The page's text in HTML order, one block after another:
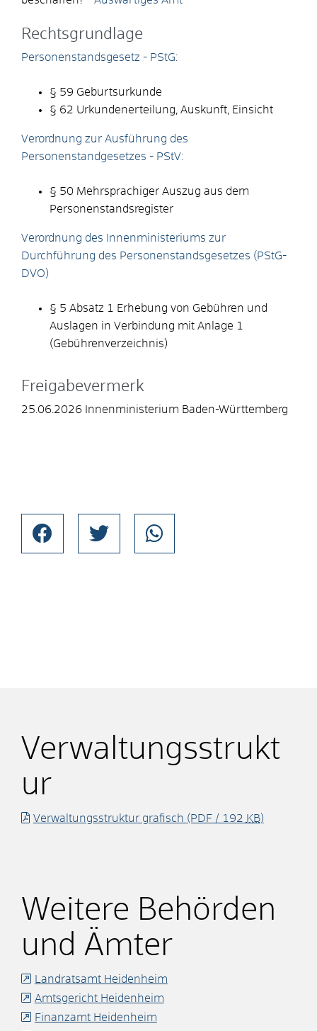
Rechtsgrundlage
Personenstandsgesetz - PStG:
§ 59 Geburtsurkunde
§ 62 Urkundenerteilung, Auskunft, Einsicht
Verordnung zur Ausführung des
Personenstandgesetzes - PStV:
§ 50 Mehrsprachiger Auszug aus dem
Personenstandsregister
Verordnung des Innenministeriums zur
Durchführung des Personenstandsgesetzes (PStG-
DVO)
§ 5 Absatz 1
Erhebung von Gebühren und
Auslagen in Verbindung mit Anlage 1
(Gebührenverzeichnis)
Freigabevermerk
25.06.2026 Innenministerium Baden-Württemberg
Verwaltungsstrukt
ur
Verwaltungsstruktur grafisch (PDF / 192 KB)
Weitere Behörden
und Ämter
Landratsamt Heidenheim
Amtsgericht Heidenheim
Finanzamt Heidenheim